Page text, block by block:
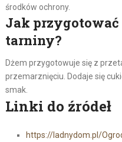
środków ochrony.
Jak
tarniny?
Dżem przygotowuje się z
przemarznięciu. Dodaje się
smak.
Linki do źródeł
https://ladnydom.pl/